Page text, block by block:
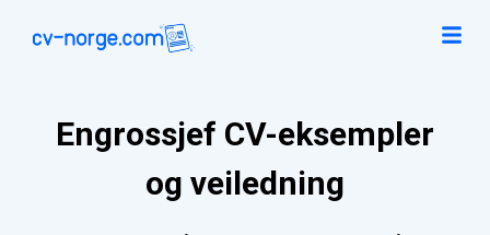
Engrossjef CV-eksempler
og veiledning